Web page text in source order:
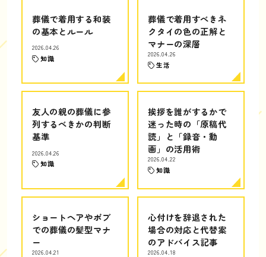
葬儀で着用する和装
の基本とルール
2026.04.26
知識
葬儀で着用すべきネ
クタイの色の正解と
マナーの深層
2026.04.26
生活
友人の親の葬儀に参
列するべきかの判断
基準
2026.04.26
知識
挨拶を誰がするかで
迷った時の「原稿代
読」と「録音・動
画」の活用術
2026.04.22
知識
ショートヘアやボブ
での葬儀の髪型マナ
ー
2026.04.21
心付けを辞退された
場合の対応と代替案
のアドバイス記事
2026.04.18